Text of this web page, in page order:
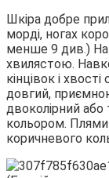
Шкіра добре
морді, ногах
менше 9 див.) На
хвилястою.
кінцівок і
довгий,
двоколірний
кольором. Плями
коричневого